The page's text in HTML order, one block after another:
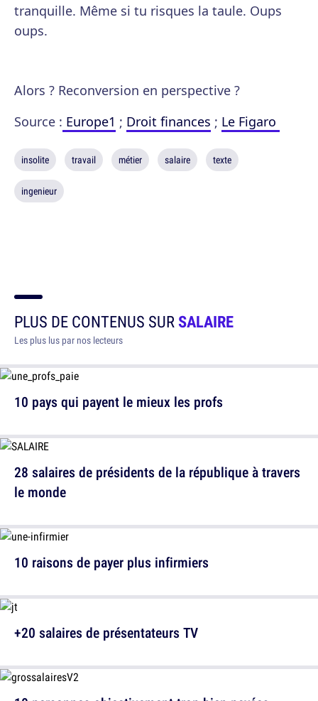
tranquille. Même si tu risques la taule. Oups
oups.
Alors ? Reconversion en perspective ?
Source : Europe1 ; Droit finances ; Le Figaro
insolite travail métier salaire texte
ingenieur
PLUS DE CONTENUS SURSALAIRE
Les plus lus par nos lecteurs
10 pays qui payent le mieux les profs
28 salaires de présidents de la république à travers
le monde
+20 salaires de présentateurs TV
10 raisons de payer plus infirmiers